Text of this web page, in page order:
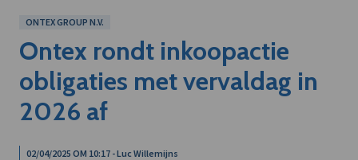
ONTEX GROUP N.V.
Ontex rondt inkoopactie
obligaties met vervaldag in
2026 af
02/04/2025 OM 10:17 - Luc Willemijns